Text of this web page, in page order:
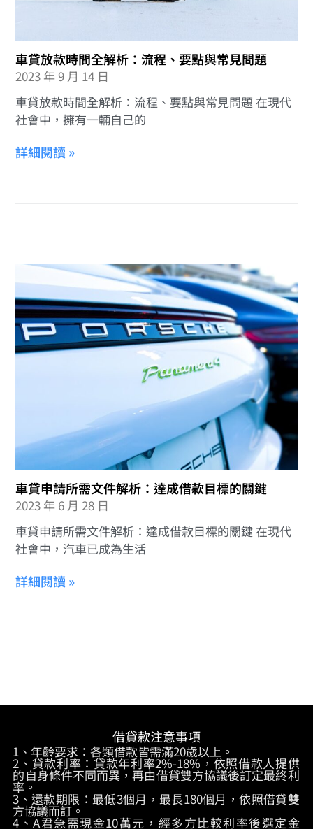
車貸放款時間全解析：流程、要點與常見問題
2023 年 9 月 14 日
車貸放款時間全解析：流程、要點與常見問題 在現代
社會中，擁有一輛自己的
詳細閱讀 »
車貸申請所需文件解析：達成借款目標的關鍵
2023 年 6 月 28 日
車貸申請所需文件解析：達成借款目標的關鍵 在現代
社會中，汽車已成為生活
詳細閱讀 »
借貸款注意事項
1、年齡要求：各類借款皆需滿20歲以上。
2、貸款利率：貸款年利率2%-18%，依照借款人提供
的自身條件不同而異，再由借貸雙方協議後訂定最終利
率。
3、還款期限：最低3個月，最長180個月，依照借貸雙
方協議而訂。
4、A君急需現金10萬元，經多方比較利率後選定金